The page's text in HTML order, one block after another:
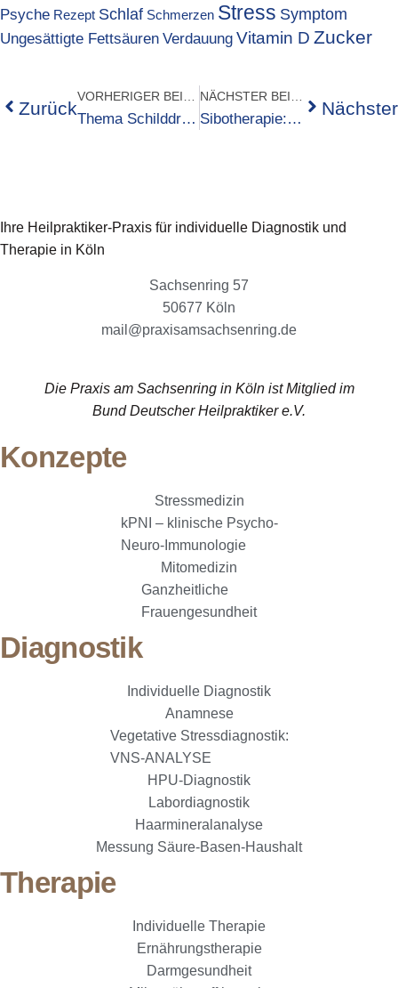
Psyche Rezept Schlaf Schmerzen Stress Symptom
Ungesättigte Fettsäuren Verdauung Vitamin D Zucker
Zurück
VORHERIGER BEITRAG
Thema Schilddrüse: TSH gut- alles gut?
NÄCHSTER BEITRAG
Sibotherapie: damit der Darm wieder lächeln kann
Nächster
Ihre Heilpraktiker-Praxis für individuelle Diagnostik und
Therapie in Köln
Sachsenring 57
50677 Köln
mail@praxisamsachsenring.de
Die Praxis am Sachsenring in Köln ist Mitglied im
Bund Deutscher Heilpraktiker e.V.
Konzepte
Stressmedizin
kPNI – klinische Psycho-
Neuro-Immunologie
Mitomedizin
Ganzheitliche
Frauengesundheit
Diagnostik
Individuelle Diagnostik
Anamnese
Vegetative Stressdiagnostik:
VNS-ANALYSE
HPU-Diagnostik
Labordiagnostik
Haarmineralanalyse
Messung Säure-Basen-Haushalt
Therapie
Individuelle Therapie
Ernährungstherapie
Darmgesundheit